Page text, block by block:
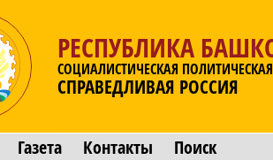
РЕСПУБЛИКА
СОЦИАЛИСТИЧЕСКАЯ
СПРАВЕДЛИВАЯ РОССИЯ
Газета Контакты Поиск